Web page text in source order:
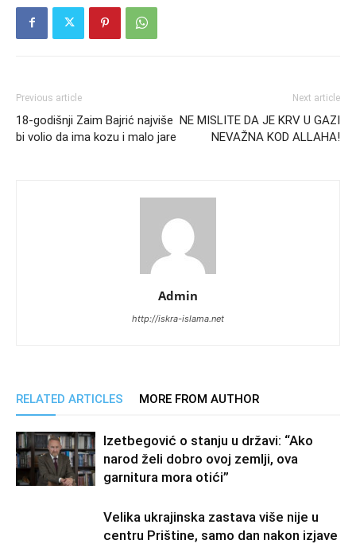
Previous article
18-godišnji Zaim Bajrić najviše
bi volio da ima kozu i malo jare
Next article
NE MISLITE DA JE KRV U GAZI
NEVAŽNA KOD ALLAHA!
Admin
http://iskra-islama.net
RELATED ARTICLES MORE FROM AUTHOR
Izetbegović o stanju u državi: “Ako
narod želi dobro ovoj zemlji, ova
garnitura mora otići”
Velika ukrajinska zastava više nije u
centru Prištine, samo dan nakon izjave